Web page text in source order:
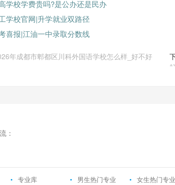
学校学费贵吗?是公办还是民办
学校官网|升学就业双路径
喜报|江油一中录取分数线
年成都市郫都区川科外国语学校怎么样_好不好
：
• 专业库 • 男生热门专业 • 女生热门专业